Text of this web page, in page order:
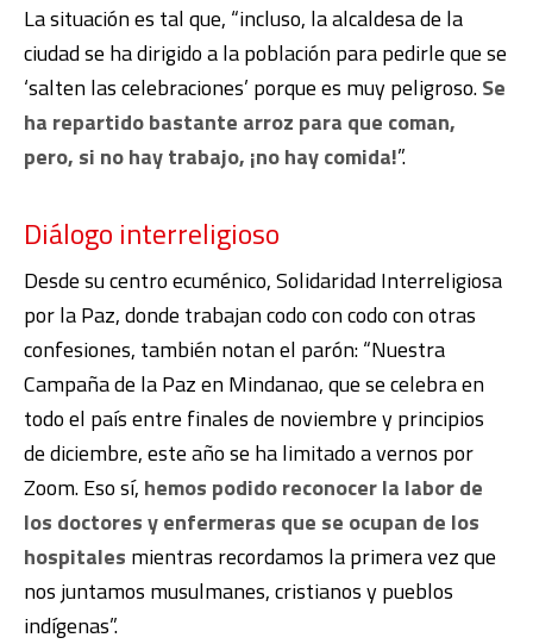
La situación es tal que, “incluso, la alcaldesa de la
ciudad se ha dirigido a la población para pedirle que se
‘salten las celebraciones’ porque es muy peligroso.Se
ha repartido bastante arroz para que coman,
pero, si no hay trabajo, ¡no hay comida!”.
Diálogo interreligioso
Desde su centro ecuménico, Solidaridad Interreligiosa
por la Paz, donde trabajan codo con codo con otras
confesiones, también notan el parón: “Nuestra
Campaña de la Paz en Mindanao, que se celebra en
todo el país entre finales de noviembre y principios
de diciembre, este año se ha limitado a vernos por
Zoom. Eso sí, hemos podido reconocer la labor de
los doctores y enfermeras que se ocupan de los
hospitales mientras recordamos la primera vez que
nos juntamos musulmanes, cristianos y pueblos
indígenas”.